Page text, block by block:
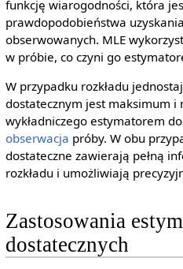
funkcję wiarogodności, która
prawdopodobieństwa
obserwowanych. MLE
w próbie, co czyni go
W przypadku rozkładu
dostatecznym jest maksimum i
wykładniczego estymatorem
obserwacja próby. W obu
dostateczne zawierają pełną
rozkładu i umożliwiają
Zastosowania
dostatecznych